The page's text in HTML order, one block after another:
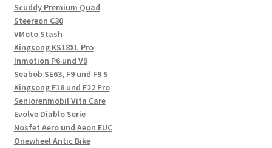
Scuddy Premium Quad
Steereon C30
VMoto Stash
Kingsong KS18XL Pro
Inmotion P6 und V9
Seabob SE63, F9 und F9 S
Kingsong F18 und F22 Pro
Seniorenmobil Vita Care
Evolve Diablo Serie
Nosfet Aero und Aeon EUC
Onewheel Antic Bike